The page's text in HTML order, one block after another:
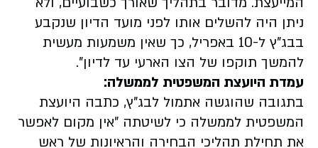
ניתן היה להשלים אותו לפני מועד הדיון שנקבע
בבג"ץ ל-10 באפריל, כך שאין משמעות מעשית
להמשך תוקפו של הצו הארעי עד לדיון".
עמדת היועצת המשפטית לממשלה:
בתגובה שהוגשה אתמול לבג"ץ, כתבה היועצת
המשפטית לממשלה כי לשיטתה "אין מקום לאפשר
את תחילת תהליכי הבחירה והראיונות של ראש